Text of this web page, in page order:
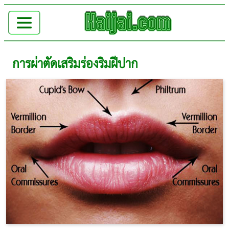
การผ่าตัดเสริมร่องริมฝีปาก